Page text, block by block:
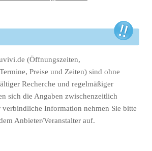
(Öffnungszeiten,
Preise und Zeiten) sind ohne
Recherche und regelmäßiger
sich die Angaben zwischenzeitlich
verbindliche Information nehmen Sie bitte
Anbieter/Veranstalter auf.